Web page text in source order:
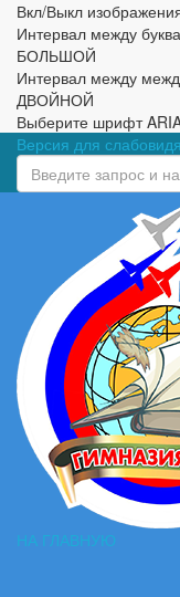
Вкл/Выкл
Интервал между
БОЛЬШОЙ
Интервал между
ДВОЙНОЙ
Выберите шрифт
Версия для
НА ГЛАВНУЮ